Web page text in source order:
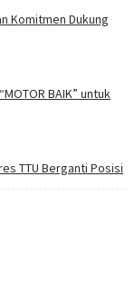
Komitmen Dukung
BAIK” untuk
TTU Berganti Posisi